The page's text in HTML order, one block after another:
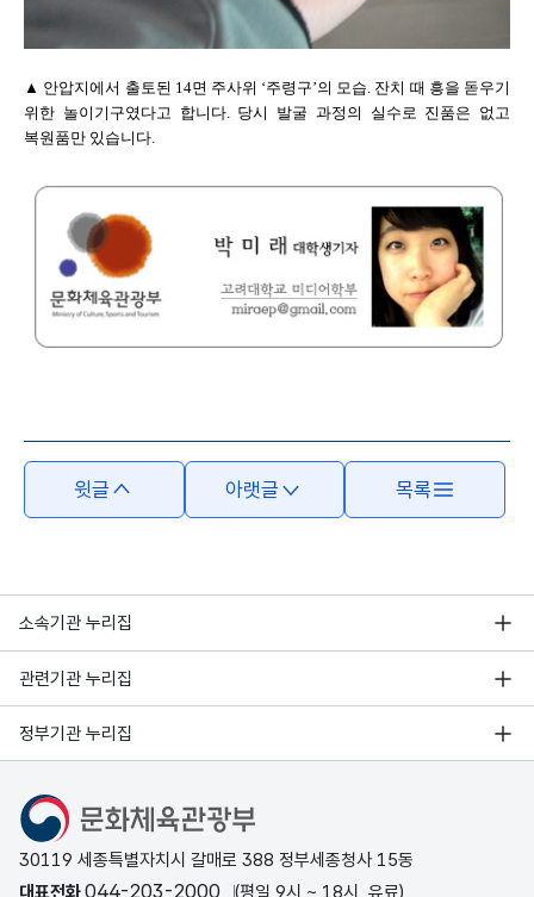
▲ 안압지에서 출토된 14면 주사위 ‘주령구’의 모습. 잔치 때 흥을 돋우기
위한 놀이기구였다고 합니다. 당시 발굴 과정의 실수로 진품은 없고
복원품만 있습니다.
윗글 아랫글 목록
소속기관 누리집
관련기관 누리집
정부기관 누리집
문화체육관광부
30119 세종특별자치시 갈매로 388 정부세종청사 15동
대표전화044-203-2000 (평일 9시 ~ 18시, 유료)